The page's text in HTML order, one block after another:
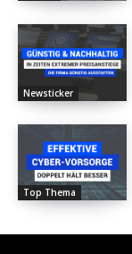
Newsticker
Top Thema